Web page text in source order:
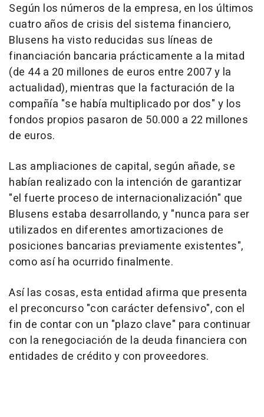
Según los números de la empresa, en los últimos
cuatro años de crisis del sistema financiero,
Blusens ha visto reducidas sus líneas de
financiación bancaria prácticamente a la mitad
(de 44 a 20 millones de euros entre 2007 y la
actualidad), mientras que la facturación de la
compañía "se había multiplicado por dos" y los
fondos propios pasaron de 50.000 a 22 millones
de euros.
Las ampliaciones de capital, según añade, se
habían realizado con la intención de garantizar
"el fuerte proceso de internacionalización" que
Blusens estaba desarrollando, y "nunca para ser
utilizados en diferentes amortizaciones de
posiciones bancarias previamente existentes",
como así ha ocurrido finalmente.
Así las cosas, esta entidad afirma que presenta
el preconcurso "con carácter defensivo", con el
fin de contar con un "plazo clave" para continuar
con la renegociación de la deuda financiera con
entidades de crédito y con proveedores.